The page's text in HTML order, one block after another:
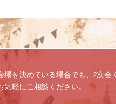
を決めている場合でも、2次会
軽にご相談ください。